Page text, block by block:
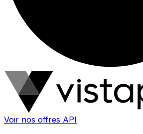
Voir nos offres API